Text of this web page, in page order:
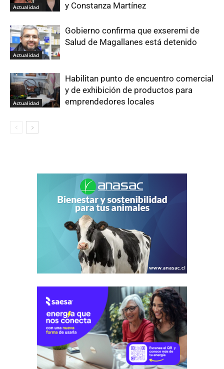
Actualidad
y Constanza Martínez
Actualidad
Gobierno confirma que exseremi de
Salud de Magallanes está detenido
Actualidad
Habilitan punto de encuentro comercial
y de exhibición de productos para
emprendedores locales